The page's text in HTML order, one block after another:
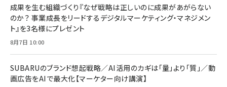
￥1,100
anan(アンアン)2026/07/08号 No.2502[2026
￥880
ママ投資家が育休中に１億貯めた株式投資
すい ガイド枠付き いPhone17 (6.3インチ) 対応
2枚セット DSP25F1698
￥1,599
￥6,980
￥5,000
Anker PowerLine III Flow USB-C & USB-C
Pro/Air 各種対応 (1.8m ミッドナイトブラック)
￥1,890
成果を生む組織づくり『なぜ戦略は正しいのに成果があがらない
のか？ 事業成長をリードするデジタルマーケティング・マネジメン
ト』を3名様にプレゼント
8月7日 10:00
SUBARUのブランド想起戦略／AI活用のカギは「量」より「質」／動
画広告をAIで最大化【マーケター向け講演】